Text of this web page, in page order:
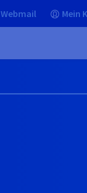
Webmail Mein